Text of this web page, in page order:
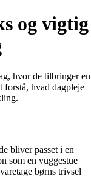
og vigtig
hvor de tilbringer en
forstå, hvad dagpleje
bliver passet i en
som en vuggestue
børns trivsel